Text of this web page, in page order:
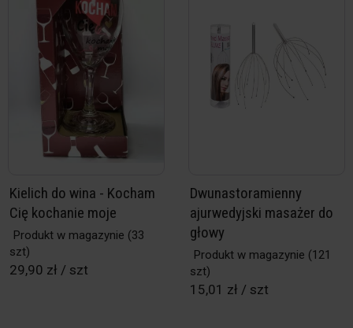
Kielich do wina - Kocham
Cię kochanie moje
Produkt w magazynie (33
szt)
29,90 zł / szt
Dwunastoramienny
ajurwedyjski masażer do
głowy
Produkt w magazynie (121
szt)
15,01 zł / szt